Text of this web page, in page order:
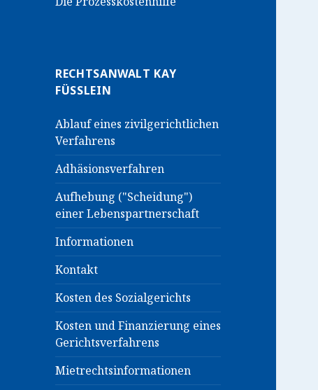
RECHTSANWALT KAY
FÜSSLEIN
Ablauf eines zivilgerichtlichen
Verfahrens
Adhäsionsverfahren
Aufhebung ("Scheidung")
einer Lebenspartnerschaft
Informationen
Kontakt
Kosten des Sozialgerichts
Kosten und Finanzierung eines
Gerichtsverfahrens
Mietrechtsinformationen